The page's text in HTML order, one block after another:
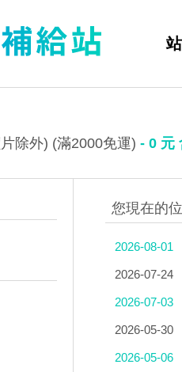
除外) (滿2000免運) - 0 元
2026-08-01
2026-07-24
2026-07-03
2026-05-30
2026-05-06